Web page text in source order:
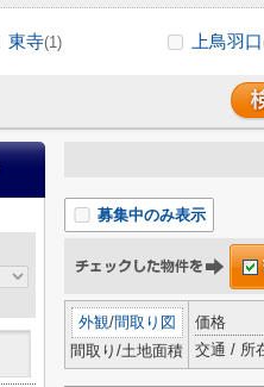
東寺(1) 上鳥羽口
募集中のみ表示
外観/間取り図
間取り/土地面積
価格
交通 / 所